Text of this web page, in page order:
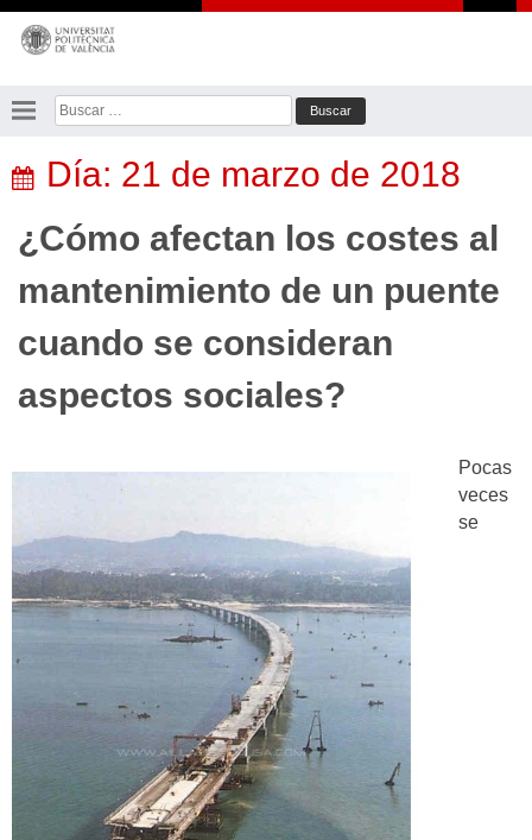
Saltar
contenido
Buscar:
Día: 21 de marzo de 2018
¿Cómo afectan los costes al
mantenimiento de un puente
cuando se consideran
aspectos sociales?
Pocas
veces
se